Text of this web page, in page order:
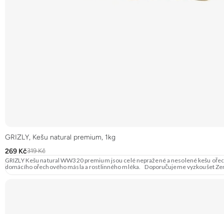
GRIZLY, Kešu natural premium, 1kg
269 Kč319 Kč
GRIZLY Kešu natural WW320 premium jsou celé nepražené a nesolené kešu
domácího ořechového másla a rostlinného mléka. Doporučujeme vyzkoušet